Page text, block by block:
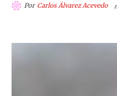
Por Carlos Álvarez Acevedo